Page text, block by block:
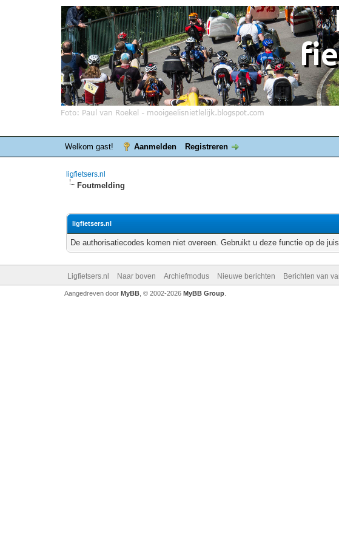
Welkom gast! Aanmelden Registreren
ligfietsers.nl
Foutmelding
ligfietsers.nl
De authorisatiecodes komen niet overeen. Gebruikt u deze functie op de
Ligfietsers.nl Naar boven Archiefmodus Nieuwe berichten Berichten van
Aangedreven door MyBB, © 2002-2026 MyBB Group.